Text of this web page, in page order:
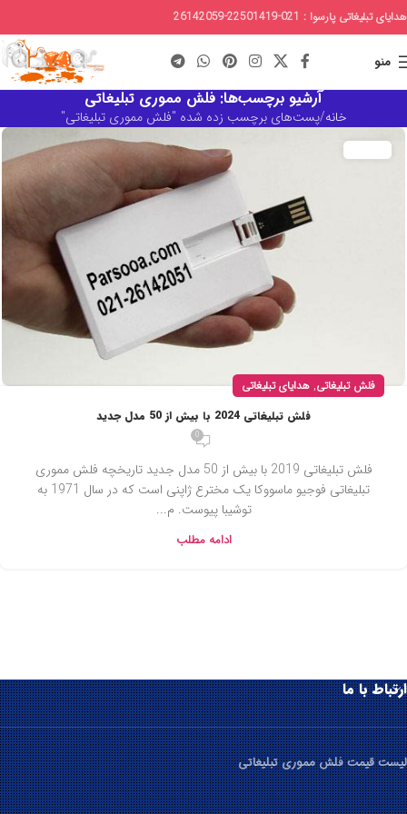
هدایای تبلیغاتی پارسوا : 021-22501419-26142059
منو
آرشیو برچسب‌ها: فلش مموری تبلیغاتی
خانه پست‌های برچسب زده شده "فلش مموری تبلیغاتی"
فلش تبلیغاتی, هدایای تبلیغاتی
فلش تبلیغاتی 2024 با بیش از 50 مدل جدید
0
فلش تبلیغاتی 2019 با بیش از 50 مدل جدید تاریخچه فلش مموری
تبلیغاتی فوجیو ماسووکا یک مخترع ژاپنی است که در سال 1971 به
توشیبا پیوست. م...
ادامه مطلب
ارتباط با ما
لیست قیمت فلش مموری تبلیغاتی